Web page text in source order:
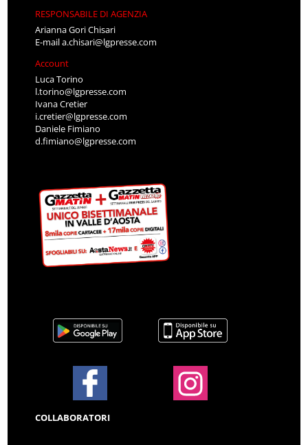
RESPONSABILE DI AGENZIA
Arianna Gori Chisari
E-maila.chisari@lgpresse.com
Account
Luca Torino
l.torino@lgpresse.com
Ivana Cretier
i.cretier@lgpresse.com
Daniele Fimiano
d.fimiano@lgpresse.com
COLLABORATORI